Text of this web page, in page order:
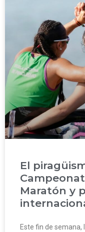
El
Maratón y
Este fin de